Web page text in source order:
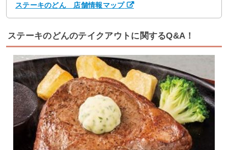
ステーキのどん 店舗情報マップ
ステーキのどんのテイクアウトに関するQ&A！